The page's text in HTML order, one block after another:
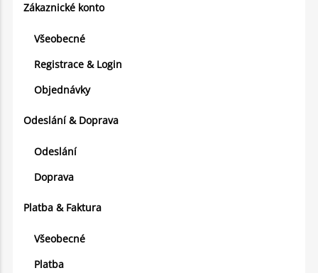
Zákaznické konto
Všeobecné
Registrace & Login
Objednávky
Odeslání & Doprava
Odeslání
Doprava
Platba & Faktura
Všeobecné
Platba